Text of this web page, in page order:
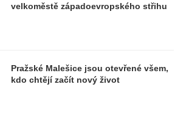
velkoměstě západoevropského střihu
Pražské Malešice jsou otevřené všem,
kdo chtějí začít nový život